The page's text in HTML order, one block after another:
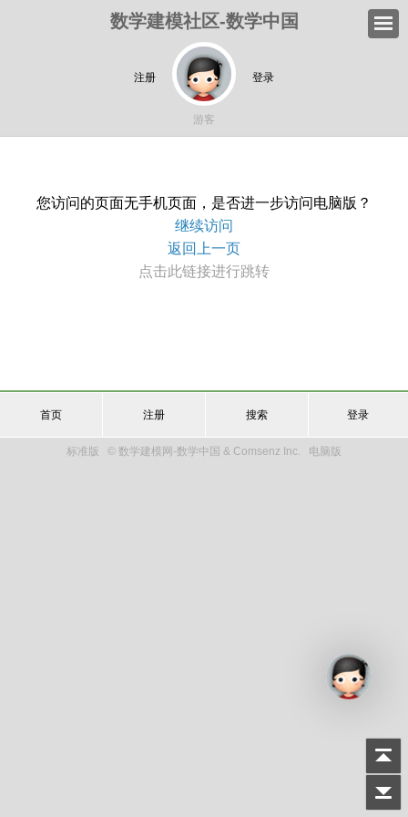
数学建模社区-数学中国
注册 登录
游客
您访问的页面无手机页面，是否进一步访问电脑版？
继续访问
返回上一页
点击此链接进行跳转
首页 注册 搜索 登录
标准版 © 数学建模网-数学中国 & Comsenz Inc. 电脑版